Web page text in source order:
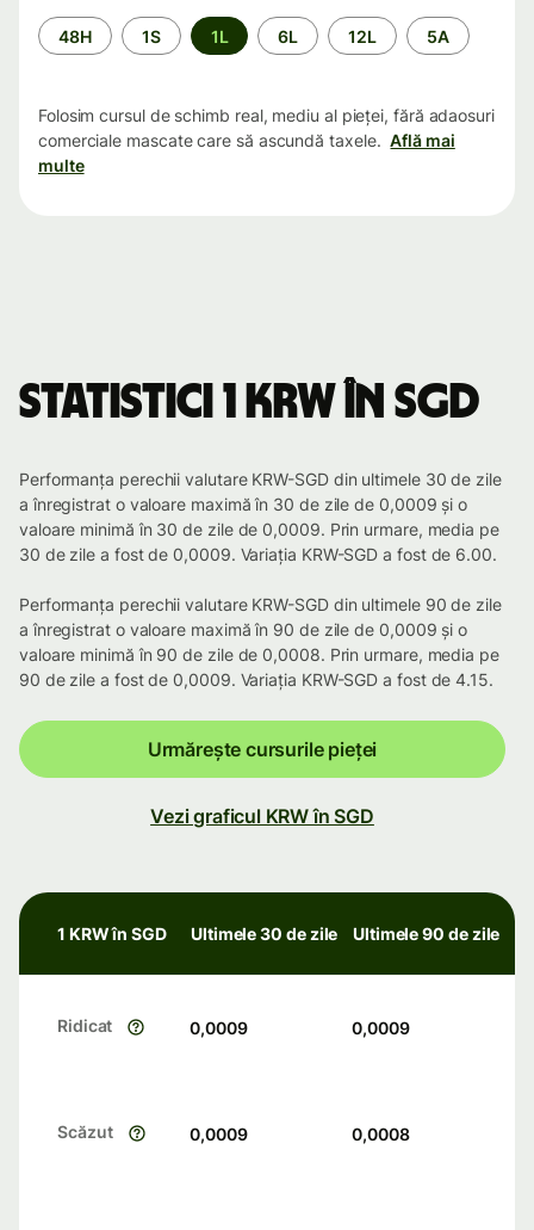
Perioada
48H 1S 1L 6L 12L 5A
Folosim cursul de schimb real, mediu al pieței, fără adaosuri
comerciale mascate care să ascundă taxele. Află mai
multe
Statistici 1 KRW în SGD
Performanța perechii valutare KRW-SGD din ultimele 30 de zile
a înregistrat o valoare maximă în 30 de zile de 0,0009 și o
valoare minimă în 30 de zile de 0,0009. Prin urmare, media pe
30 de zile a fost de 0,0009. Variația KRW-SGD a fost de 6.00.
Performanța perechii valutare KRW-SGD din ultimele 90 de zile
a înregistrat o valoare maximă în 90 de zile de 0,0009 și o
valoare minimă în 90 de zile de 0,0008. Prin urmare, media pe
90 de zile a fost de 0,0009. Variația KRW-SGD a fost de 4.15.
Urmărește cursurile pieței
Vezi graficul KRW în SGD
1 KRW în SGD Ultimele 30 de zile Ultimele 90 de zile
Ridicat 0,0009 0,0009
Scăzut 0,0009 0,0008